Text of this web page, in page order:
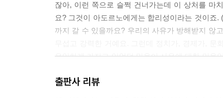
잖아, 이런 쪽으로 슬쩍 건너가는데 이 상처를 마
요? 그것이 아도르노에게는 합리성이라는 것이
까지 갈 수 있을까요? 우리의 사유가 방해받지 않
유일하게 가지고 있었던 믿음이 사유에 대한 믿음
--- p.42~44
출판사 리뷰